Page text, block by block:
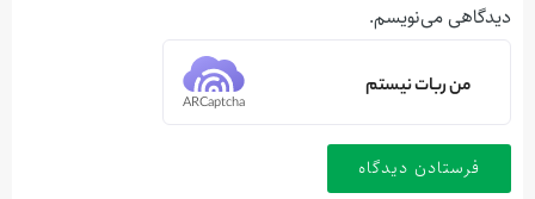
دیدگاهی می‌نویسم.
من ربات نیستم
ARCaptcha